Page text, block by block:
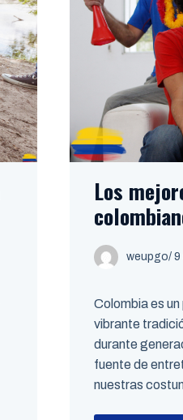
Los
weupgo/ 9
Colombia es
vibrante
durante
fuente de
nuestras